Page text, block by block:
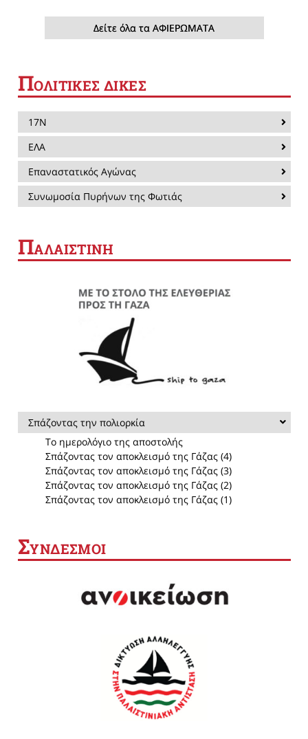
Δείτε όλα τα ΑΦΙΕΡΩΜΑΤΑ
ΠΟΛΙΤΙΚΕΣ ΔΙΚΕΣ
17Ν
ΕΛΑ
Επαναστατικός Αγώνας
Συνωμοσία Πυρήνων της Φωτιάς
ΠΑΛΑΙΣΤΙΝΗ
Σπάζοντας την πολιορκία
Το ημερολόγιο της αποστολής
Σπάζοντας τον αποκλεισμό της Γάζας (4)
Σπάζοντας τον αποκλεισμό της Γάζας (3)
Σπάζοντας τον αποκλεισμό της Γάζας (2)
Σπάζοντας τον αποκλεισμό της Γάζας (1)
ΣΥΝΔΕΣΜΟΙ